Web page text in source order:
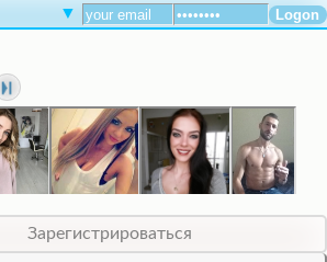
▼
Зарегистрироваться